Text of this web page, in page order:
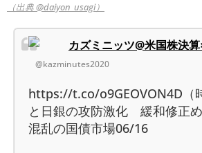
（出典 @daiyon_usagi）
カズミニッツ@米国株決
@kazminutes2020
https://t.co/o9GEOVON4D（
と日銀の攻防激化 緩和修正
混乱の国債市場06/16